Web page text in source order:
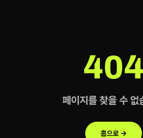
404
페이지를 찾을 수 없
홈으로 →